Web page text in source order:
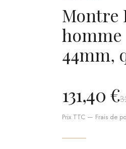
Montre
44mm,
131,40 €
Prix TTC — Frais de